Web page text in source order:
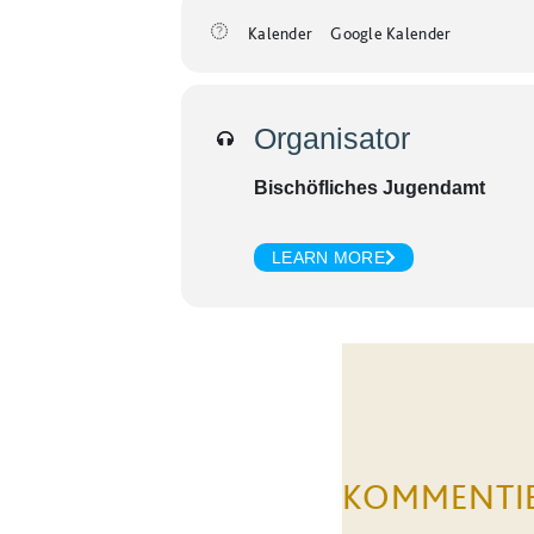
Kalender Google Kalender
Organisator
Bischöfliches Jugendamt
LEARN MORE